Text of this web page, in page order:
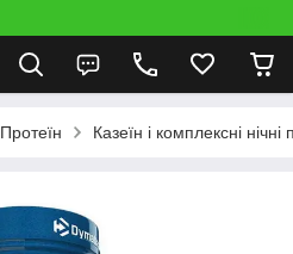
Протеїн Казеїн і комплексні нічні